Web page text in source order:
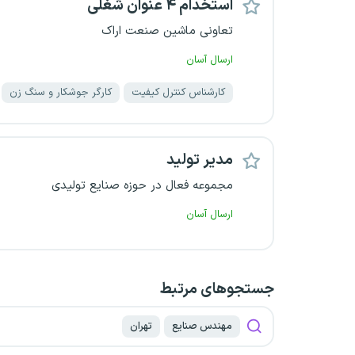
استخدام ۴ عنوان شغلی
تعاونی ماشین صنعت اراک
ارسال آسان
کارشناس کنترل کیفیت کارگر جوشکار و سنگ زن
مدیر تولید
مجموعه فعال در حوزه صنایع تولیدی
ارسال آسان
جستجو‌های مرتبط
مهندس صنایع تهران